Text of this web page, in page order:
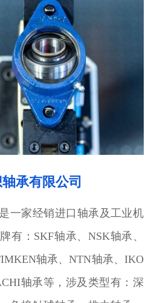
承有限公司
一家经销进口轴承及工业机
有：SKF轴承、NSK轴承、
轴承、NTN轴承、IKO
轴承等，涉及类型有：深